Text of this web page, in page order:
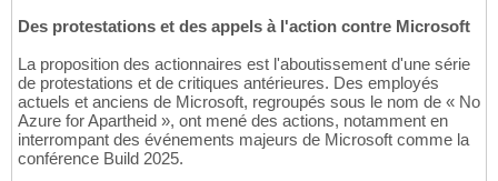
Des protestations et des appels à l'action contre Microsoft
La proposition des actionnaires est l'aboutissement d'une série
de protestations et de critiques antérieures. Des employés
actuels et anciens de Microsoft, regroupés sous le nom de « No
Azure for Apartheid », ont mené des actions, notamment en
interrompant des événements majeurs de Microsoft comme la
conférence Build 2025.